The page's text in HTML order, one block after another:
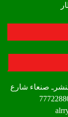
صنعاء شارع